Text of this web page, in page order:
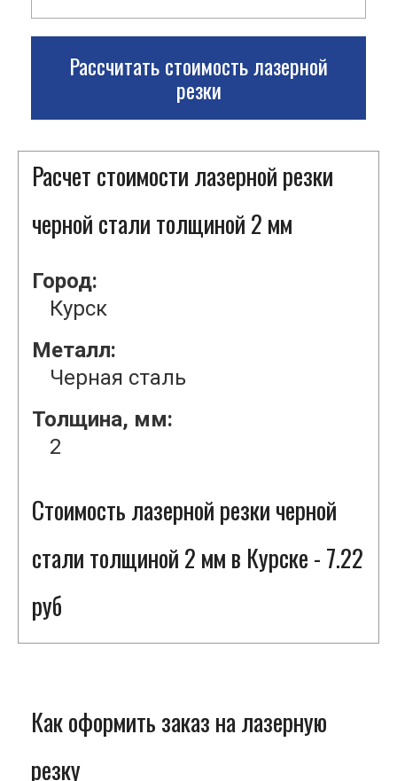
Рассчитать стоимость лазерной
резки
Расчет стоимости лазерной резки
черной стали толщиной 2 мм
Город:
Курск
Металл:
Черная сталь
Толщина, мм:
2
Стоимость лазерной резки черной
стали толщиной 2 мм в Курске - 7.22
руб
Как оформить заказ на лазерную
резку